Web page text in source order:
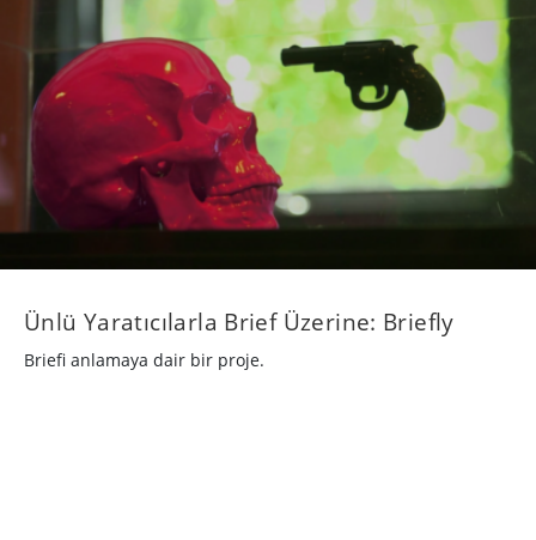
Ünlü Yaratıcılarla Brief Üzerine: Briefly
Briefi anlamaya dair bir proje.